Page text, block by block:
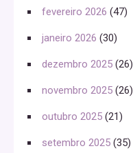
fevereiro 2026 (47)
janeiro 2026 (30)
dezembro 2025 (26)
novembro 2025 (26)
outubro 2025 (21)
setembro 2025 (35)